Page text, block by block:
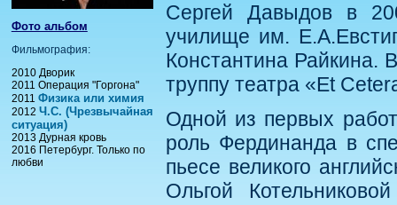
Фото альбом
Фильмография:
2010 Дворик
2011 Операция "Горгона"
2011 Физика или химия
2012 Ч.С. (Чрезвычайная
ситуация)
2013 Дурная кровь
2016 Петербург. Только по
любви
Сергей Давыдов в
училище им.
Константина Райкина.
труппу театра «Et
Одной из первых
роль Фердинанда в
пьесе великого
Ольгой